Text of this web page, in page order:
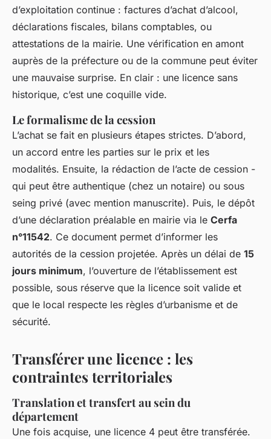
d’exploitation continue : factures d’achat d’alcool,
déclarations fiscales, bilans comptables, ou
attestations de la mairie. Une vérification en amont
auprès de la préfecture ou de la commune peut éviter
une mauvaise surprise. En clair : une licence sans
historique, c’est une coquille vide.
Le formalisme de la cession
L’achat se fait en plusieurs étapes strictes. D’abord,
un accord entre les parties sur le prix et les
modalités. Ensuite, la rédaction de l’acte de cession -
qui peut être authentique (chez un notaire) ou sous
seing privé (avec mention manuscrite). Puis, le dépôt
d’une déclaration préalable en mairie via le Cerfa
n°11542. Ce document permet d’informer les
autorités de la cession projetée. Après un délai de 15
jours minimum, l’ouverture de l’établissement est
possible, sous réserve que la licence soit valide et
que le local respecte les règles d’urbanisme et de
sécurité.
Transférer une licence : les
contraintes territoriales
Translation et transfert au sein du
département
Une fois acquise, une licence 4 peut être transférée.